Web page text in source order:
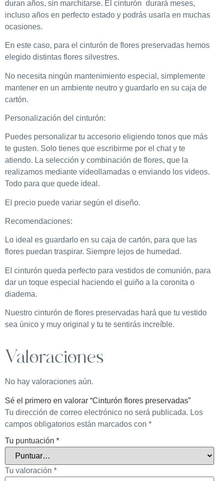
duran años, sin marchitarse. El cinturón durará meses,
incluso años en perfecto estado y podrás usarla en muchas
ocasiones.
En este caso, para el cinturón de flores preservadas hemos
elegido distintas flores silvestres.
No necesita ningún mantenimiento especial, simplemente
mantener en un ambiente neutro y guardarlo en su caja de
cartón.
Personalización del cinturón:
Puedes personalizar tu accesorio eligiendo tonos que más
te gusten. Solo tienes que escribirme por el chat y te
atiendo. La selección y combinación de flores, que la
realizamos mediante videollamadas o enviando los videos.
Todo para que quede ideal.
El precio puede variar según el diseño.
Recomendaciones:
Lo ideal es guardarlo en su caja de cartón, para que las
flores puedan traspirar. Siempre lejos de humedad.
El cinturón queda perfecto para vestidos de comunión, para
dar un toque especial haciendo el guiño a la coronita o
diadema.
Nuestro cinturón de flores preservadas hará que tu vestido
sea único y muy original y tu te sentirás increíble.
Valoraciones
No hay valoraciones aún.
Sé el primero en valorar “Cinturón flores preservadas”
Tu dirección de correo electrónico no será publicada. Los
campos obligatorios están marcados con *
Tu puntuación *
Tu valoración *